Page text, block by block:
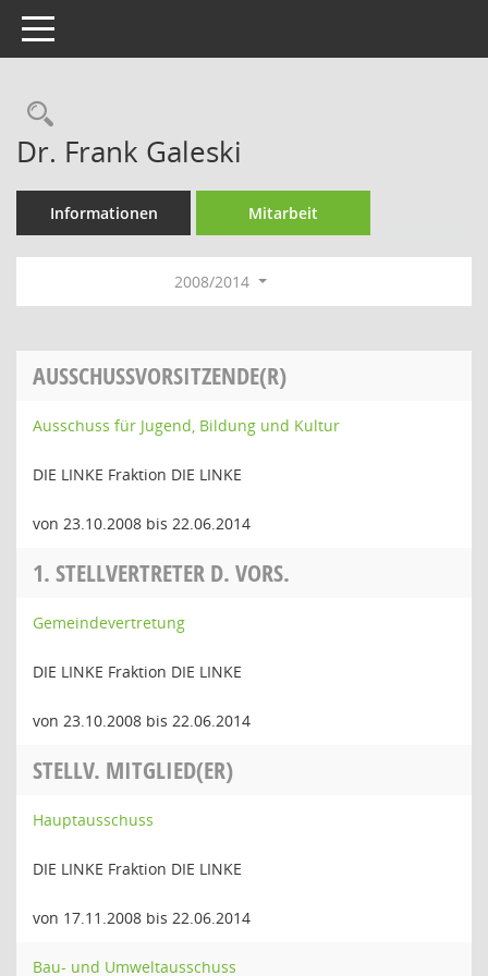
Toggle navigation
Rechercheauswahl
Dr. Frank Galeski
Informationen Mitarbeit
2008/2014
AUSSCHUSSVORSITZENDE(R)
Ausschuss für Jugend, Bildung und Kultur
DIE LINKE Fraktion DIE LINKE
von 23.10.2008 bis 22.06.2014
1. STELLVERTRETER D. VORS.
Gemeindevertretung
DIE LINKE Fraktion DIE LINKE
von 23.10.2008 bis 22.06.2014
STELLV. MITGLIED(ER)
Hauptausschuss
DIE LINKE Fraktion DIE LINKE
von 17.11.2008 bis 22.06.2014
Bau- und Umweltausschuss